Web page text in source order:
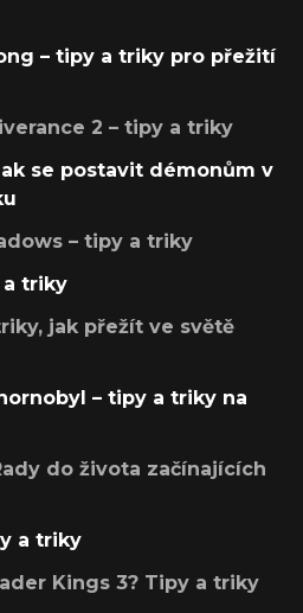
– tipy a triky pro přežití
2 – tipy a triky
se postavit démonům v
– tipy a triky
a triky
jak přežít ve světě
– tipy a triky na
do života začínajících
a triky
Kings 3? Tipy a triky